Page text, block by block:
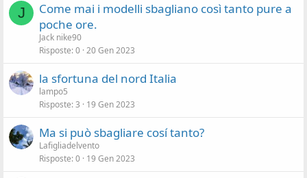
J
Come mai i modelli sbagliano così tanto pure a
poche ore.
Jack nike90
Risposte 0 20 Gen 2023
la sfortuna del nord Italia
lampo5
Risposte 3 19 Gen 2023
Ma si può sbagliare cosí tanto?
Lafigliadelvento
Risposte 0 19 Gen 2023